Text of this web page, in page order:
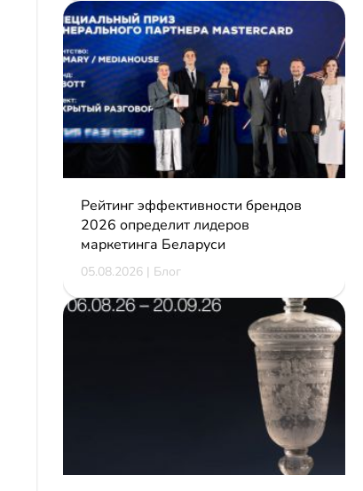
Рейтинг эффективности брендов
2026 определит лидеров
маркетинга Беларуси
05.08.2026 | Блог